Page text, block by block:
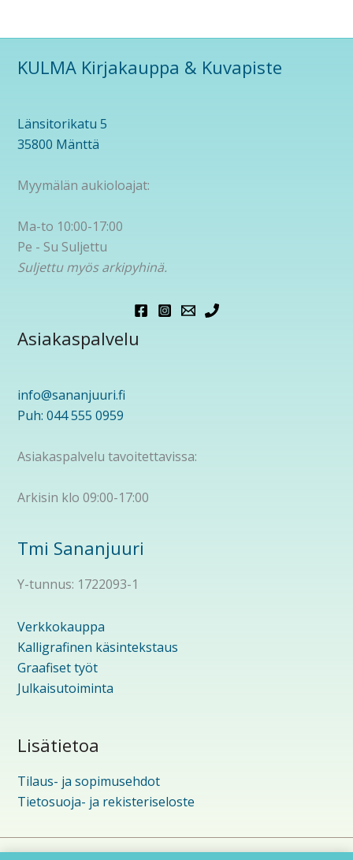
KULMA Kirjakauppa & Kuvapiste
Länsitorikatu 5
35800 Mänttä
Myymälän aukioloajat:
Ma-to 10:00-17:00
Pe - Su Suljettu
Suljettu myös arkipyhinä.
Asiakaspalvelu
info@sananjuuri.fi
Puh: 044 555 0959
Asiakaspalvelu tavoitettavissa:
Arkisin klo 09:00-17:00
Tmi Sananjuuri
Y-tunnus: 1722093-1
Verkkokauppa
Kalligrafinen käsintekstaus
Graafiset työt
Julkaisutoiminta
Lisätietoa
Tilaus- ja sopimusehdot
Tietosuoja- ja rekisteriseloste